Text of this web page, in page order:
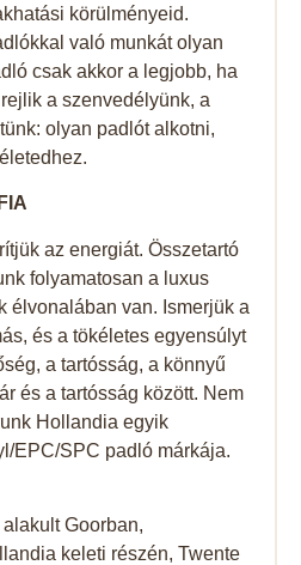
körülményeid.
való munkát olyan
csak akkor a legjobb, ha
a szenvedélyünk, a
olyan padlót alkotni,
az energiát. Összetartó
folyamatosan a luxus
élvonalában van. Ismerjük a
és a tökéletes egyensúlyt
a tartósság, a könnyű
és a tartósság között. Nem
Hollandia egyik
EPC/SPC padló márkája.
Goorban,
keleti részén, Twente